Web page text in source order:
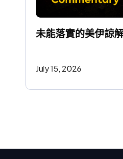
未能落實的美伊諒
July 15, 2026